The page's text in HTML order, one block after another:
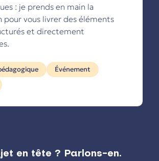
: je prends en main la
pour vous livrer des éléments
et directement
Événement
en tête ? Parlons-en.